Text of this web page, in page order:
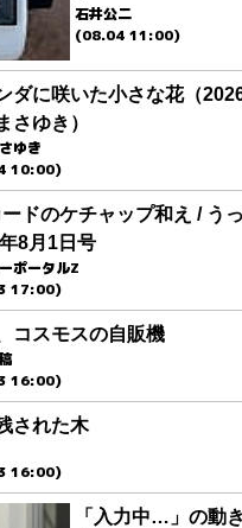
石井公二
(08.04 11:00)
ダに咲いた小さな花（
さゆき）
ゆき
10:00)
ドのケチャップ和え / う
8月1日号
ポータルZ
17:00)
コスモスの自販機
16:00)
された木
16:00)
「入力中…」の動